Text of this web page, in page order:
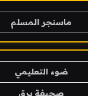
ماسنجر المسلم
ضوء التعليمي
صحيفة برق